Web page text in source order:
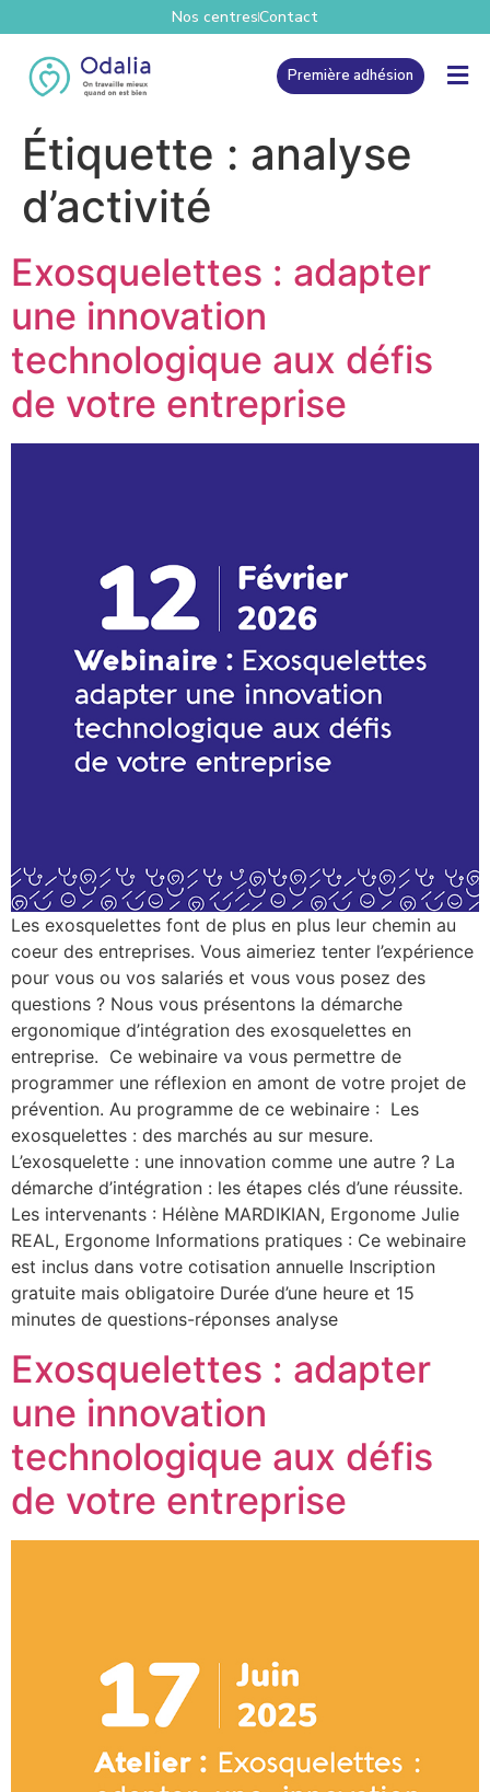
Nos centresContact
Première adhésion
Étiquette : analyse
d’activité
Exosquelettes : adapter
une innovation
technologique aux défis
de votre entreprise
Les exosquelettes font de plus en plus leur chemin au
coeur des entreprises. Vous aimeriez tenter l’expérience
pour vous ou vos salariés et vous vous posez des
questions ? Nous vous présentons la démarche
ergonomique d’intégration des exosquelettes en
entreprise. Ce webinaire va vous permettre de
programmer une réflexion en amont de votre projet de
prévention. Au programme de ce webinaire : Les
exosquelettes : des marchés au sur mesure.
L’exosquelette : une innovation comme une autre ? La
démarche d’intégration : les étapes clés d’une réussite.
Les intervenants : Hélène MARDIKIAN, Ergonome Julie
REAL, Ergonome Informations pratiques : Ce webinaire
est inclus dans votre cotisation annuelle Inscription
gratuite mais obligatoire Durée d’une heure et 15
minutes de questions-réponses analyse
Exosquelettes : adapter
une innovation
technologique aux défis
de votre entreprise